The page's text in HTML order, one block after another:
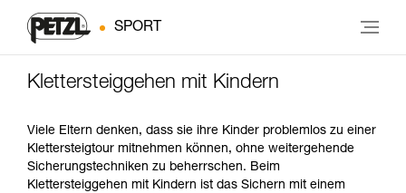
SPORT
Klettersteiggehen mit Kindern
Viele Eltern denken, dass sie ihre Kinder problemlos zu einer
Klettersteigtour mitnehmen können, ohne weitergehende
Sicherungstechniken zu beherrschen. Beim
Klettersteiggehen mit Kindern ist das Sichern mit einem